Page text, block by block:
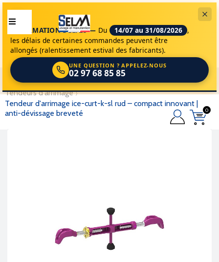
INFORMATION DÉLAIS — Du 14/07 au 31/08/2026 ,
les délais de certaines commandes peuvent être
allongés (ralentissement estival des fabricants).
UNE QUESTION ? APPELEZ-NOUS
02 97 68 85 85
0
selm accessoires de levage
arrimage
tendeurs d'arrimage
tendeur d'arrimage ice-curt-k-sl rud – compact innovant |
anti-dévissage breveté